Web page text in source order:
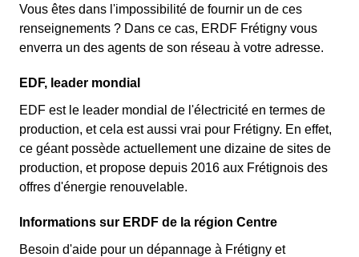
Vous êtes dans l'impossibilité de fournir un de ces
renseignements ? Dans ce cas, ERDF Frétigny vous
enverra un des agents de son réseau à votre adresse.
EDF, leader mondial
EDF est le leader mondial de l'électricité en termes de
production, et cela est aussi vrai pour Frétigny. En effet,
ce géant possède actuellement une dizaine de sites de
production, et propose depuis 2016 aux Frétignois des
offres d'énergie renouvelable.
Informations sur ERDF de la région Centre
Besoin d'aide pour un dépannage à Frétigny et